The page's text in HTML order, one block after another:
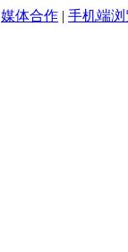
媒体合作 | 手机端浏